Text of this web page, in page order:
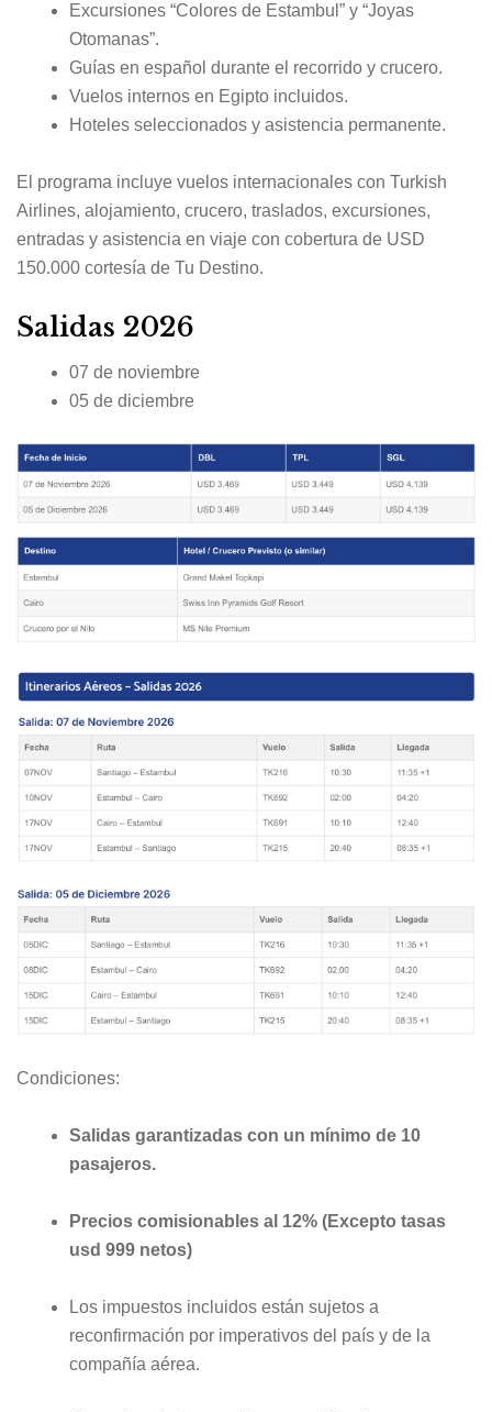
Excursiones “Colores de Estambul” y “Joyas
Otomanas”.
Guías en español durante el recorrido y crucero.
Vuelos internos en Egipto incluidos.
Hoteles seleccionados y asistencia permanente.
El programa incluye vuelos internacionales con Turkish
Airlines, alojamiento, crucero, traslados, excursiones,
entradas y asistencia en viaje con cobertura de USD
150.000 cortesía de Tu Destino.
Salidas 2026
07 de noviembre
05 de diciembre
Condiciones:
Salidas garantizadas con un mínimo de 10
pasajeros.
Precios comisionables al 12% (Excepto tasas
usd 999 netos)
Los impuestos incluidos están sujetos a
reconfirmación por imperativos del país y de la
compañía aérea.